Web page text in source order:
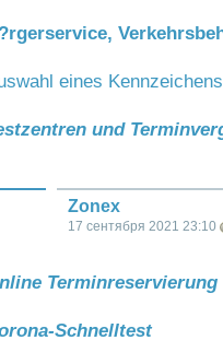
eines Kennzeichens
und
Zonex
17 сентября 2021 23:10
Terminreservierung
Schnelltest